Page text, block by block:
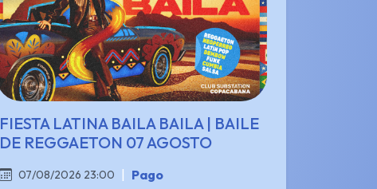
FIESTA LATINA BAILA BAILA | BAILE
DE REGGAETON 07 AGOSTO
07/08/2026 23:00 Pago